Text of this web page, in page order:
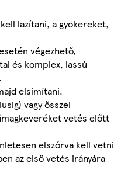
lazítani, a gyökereket,
végezhető,
és komplex, lassú
elsimítani.
vagy ősszel
vetés előtt
elszórva kell vetni
az első vetés irányára